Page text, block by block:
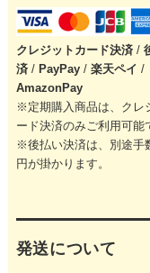
クレジットカード決済 /
済/ PayPay/ 楽天ペイ /
AmazonPay
※定期購入商品は、クレ
ード決済のみご利用可能
※後払い決済は、別途手
円が掛かります。
発送について